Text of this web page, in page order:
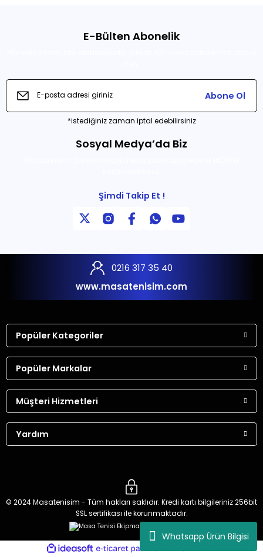
Whatsapp Ürün Bilgisi
E-Bülten Abonelik
Abone Ol
*istediğiniz zaman iptal edebilirsiniz
Sosyal Medya’da Biz
Şimdi Takip Et !
0216 317 35 40
www.masatenisim.com
Popüler Kategoriler
Popüler Markalar
Müşteri Hizmetleri
Yardım
© 2024 Masatenisim - Tüm hakları saklıdır. Kredi kartı bilgileriniz 256bit
SSL sertifikası ile korunmaktadır.
ideasoft